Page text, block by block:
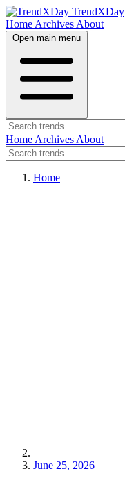
TrendXDay
Home Archives About
Open main menu
Home Archives About
Home
June 25, 2026